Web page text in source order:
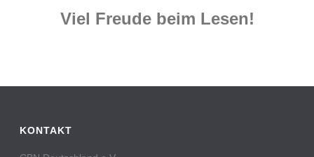
Viel Freude beim Lesen!
KONTAKT